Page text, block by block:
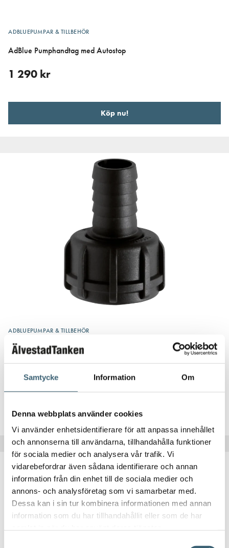
Samtycke Information Om
Denna webbplats använder cookies
Vi använder enhetsidentifierare för att anpassa innehållet
och annonserna till användarna, tillhandahålla funktioner
för sociala medier och analysera vår trafik. Vi
vidarebefordrar även sådana identifierare och annan
information från din enhet till de sociala medier och
annons- och analysföretag som vi samarbetar med.
Dessa kan i sin tur kombinera informationen med annan
information som du har tillhandahållit eller som de har
ADBLUEPUMPAR & TILLBEHÖR
AdBlue Pumphandtag med Autostop
1 290 kr
Köp nu!
ADBLUEPUMPAR & TILLBEHÖR
Slanganslutning hona 1″ x D.20
64kr
Köp nu!